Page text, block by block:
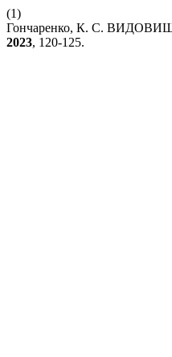
(1)
Гончаренко, К. С.
2023, 120-125.